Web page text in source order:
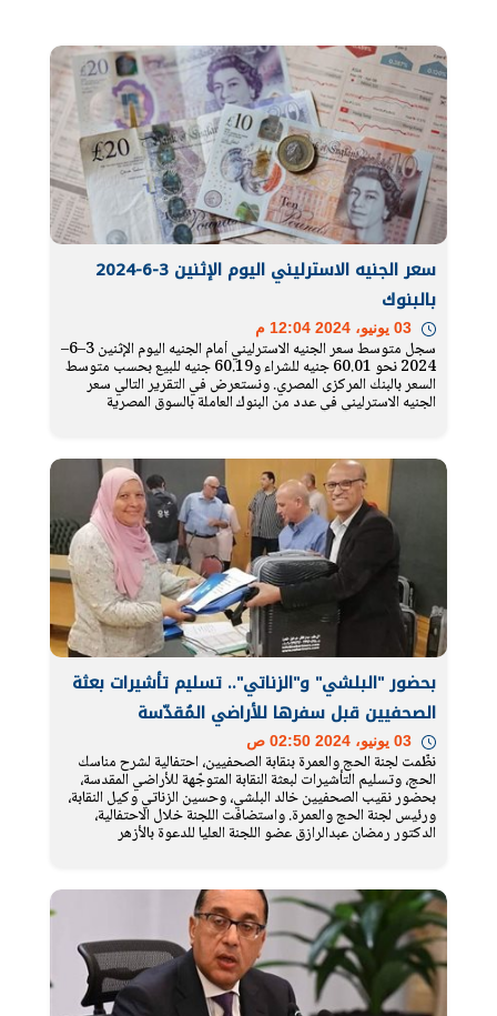
سعر الجنيه الاسترليني اليوم الإثنين 3-6-2024
بالبنوك
سجل متوسط سعر الجنيه الاسترليني أمام الجنيه اليوم الإثنين 3–6–
2024 نحو 60.01 جنيه للشراء و60.19 جنيه للبيع بحسب متوسط
السعر بالبنك المركزى المصري. ونستعرض في التقرير التالي سعر
الجنيه الاسترليني في عدد من البنوك العاملة بالسوق المصرية
بحضور "البلشي" و"الزناتي".. تسليم تأشيرات بعثة
الصحفيين قبل سفرها للأراضي المُقدّسة
نظّمت لجنة الحج والعمرة بنقابة الصحفيين، احتفالية لشرح مناسك
الحج، وتسليم التأشيرات لبعثة النقابة المتوجّهة للأراضي المقدسة،
بحضور نقيب الصحفيين خالد البلشي، وحسين الزناتي وكيل النقابة،
ورئيس لجنة الحج والعمرة. واستضافت اللجنة خلال الاحتفالية،
الدكتور رمضان عبدالرازق عضو اللجنة العليا للدعوة بالأزهر